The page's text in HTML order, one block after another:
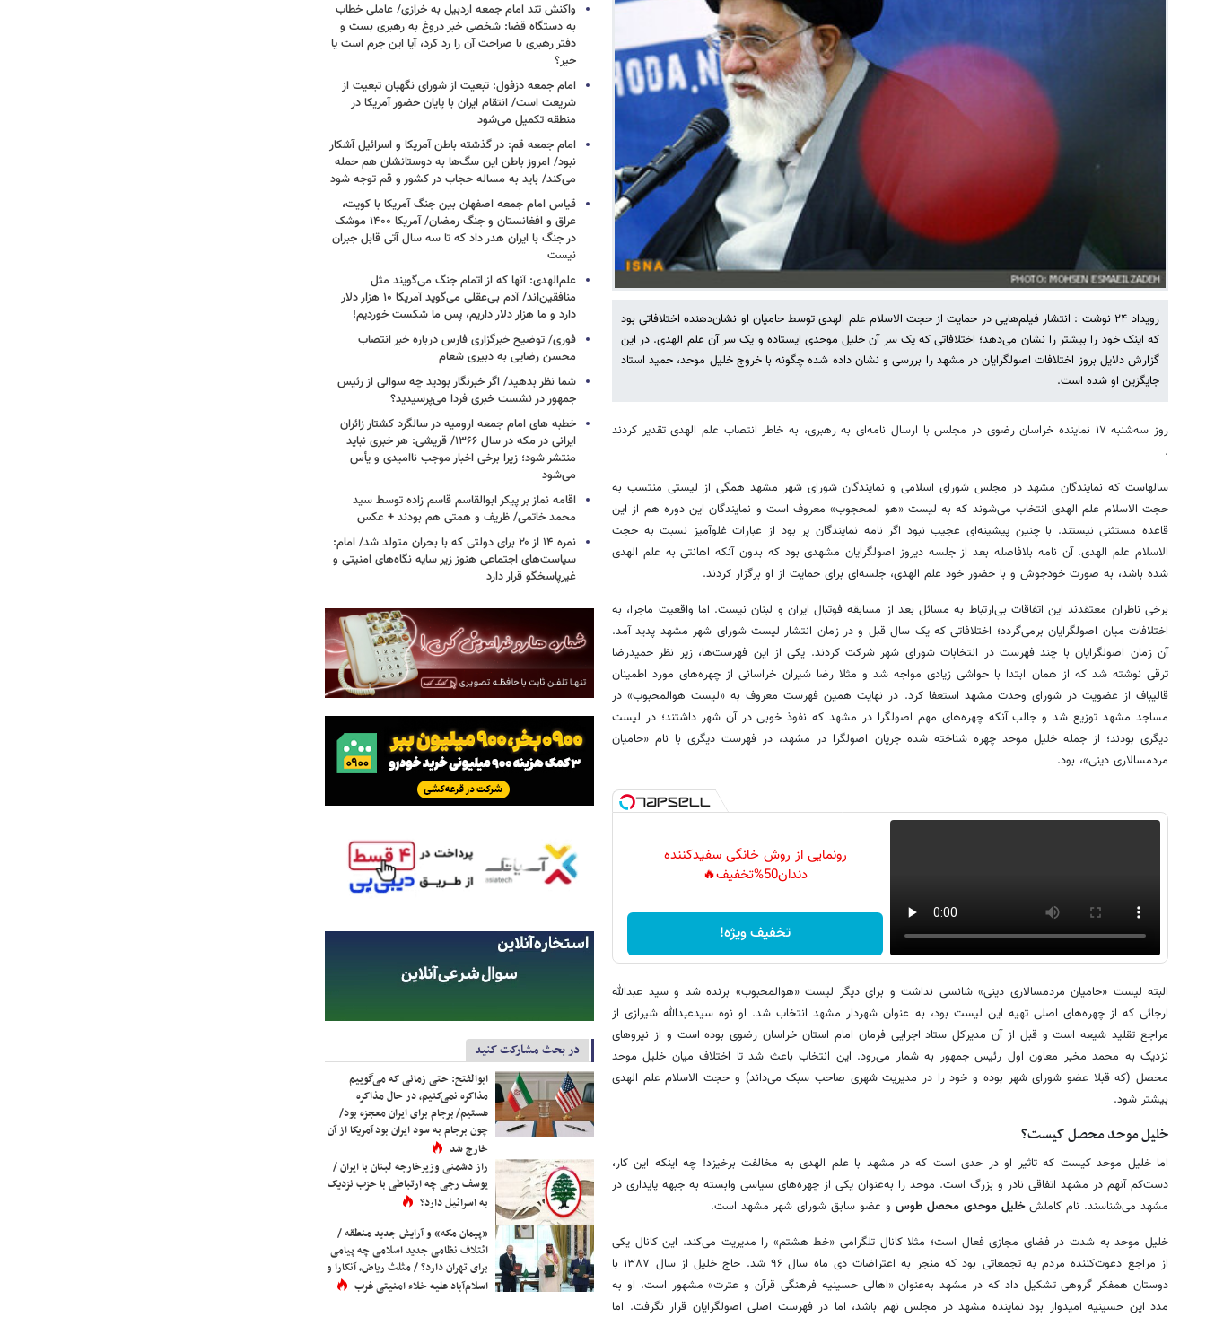
رویداد ۲۴ نوشت : انتشار فیلم‌هایی در حمایت از حجت الاسلام علم الهدی توسط حامیان او نشان‌دهنده اختلافاتی بود
که اینک خود را بیشتر را نشان می‌دهد؛ اختلافاتی که یک سر آن خلیل موحدی ایستاده و یک سر آن علم الهدی. در این
گزارش دلایل بروز اختلافات اصولگرایان در مشهد را بررسی و نشان داده شده چگونه با خروج خلیل موحد، حمید استاد
جایگزین او شده است.
روز سه‌شنبه ۱۷ نماینده خراسان رضوی در مجلس با ارسال نامه‌ای به رهبری، به خاطر انتصاب علم الهدی تقدیر کردند
.
سالهاست که نمایندگان مشهد در مجلس شورای اسلامی و نمایندگان شورای شهر مشهد همگی از لیستی منتسب به
حجت الاسلام علم الهدی انتخاب می‌شوند که به لیست «هو المحجوب» معروف است و نمایندگان این دوره هم از این
قاعده مستثنی نیستند. با چنین پیشینه‌ای عجیب نبود اگر نامه نمایندگان پر بود از عبارات غلوآمیز نسبت به حجت
الاسلام علم الهدی. آن نامه بلافاصله بعد از جلسه دیروز اصولگرایان مشهدی بود که بدون آنکه اهانتی به علم الهدی
شده باشد، به صورت خودجوش و با حضور خود علم الهدی، جلسه‌ای برای حمایت از او برگزار کردند.
برخی ناظران معتقدند این اتفاقات بی‌ارتباط به مسائل بعد از مسابقه فوتبال ایران و لبنان نیست. اما واقعیت ماجرا، به
اختلافات میان اصولگرایان برمی‌گردد؛ اختلافاتی که یک سال قبل و در زمان انتشار لیست شورای شهر مشهد پدید آمد.
آن زمان اصولگرایان با چند فهرست در انتخابات شورای شهر شرکت کردند. یکی از این فهرست‌ها، زیر نظر حمیدرضا
ترقی نوشته شد که از همان ابتدا با حواشی زیادی مواجه شد و مثلا رضا شیران خراسانی از چهره‌های مورد اطمینان
قالیباف از عضویت در شورای وحدت مشهد استعفا کرد. در نهایت همین فهرست معروف به «لیست هوالمحبوب» در
مساجد مشهد توزیع شد و جالب آنکه چهره‌های مهم اصولگرا در مشهد که نفوذ خوبی در آن شهر داشتند؛ در لیست
دیگری بودند؛ از جمله خلیل موحد چهره شناخته شده جریان اصولگرا در مشهد، در فهرست دیگری با نام «حامیان
مردمسالاری دینی»، بود.
رونمایی از روش خانگی سفیدکننده
دندان50%تخفیف🔥
تخفیف ویژه!
البته لیست «حامیان مردمسالاری دینی» شانسی نداشت و برای دیگر لیست «هوالمحبوب» برنده شد و سید عبدالله
ارجائی که از چهره‌های اصلی تهیه این لیست بود، به عنوان شهردار مشهد انتخاب شد. او نوه سیدعبدالله شیرازی از
مراجع تقلید شیعه است و قبل از آن مدیرکل ستاد اجرایی فرمان امام استان خراسان رضوی بوده است و از نیروهای
نزدیک به محمد مخبر معاون اول رئیس جمهور به شمار می‌رود. این انتخاب باعث شد تا اختلاف میان خلیل موحد
محصل (که قبلا عضو شورای شهر بوده و خود را در مدیریت شهری صاحب سبک می‌داند) و حجت الاسلام علم الهدی
بیشتر شود.
خلیل موحد محصل کیست؟
اما خلیل موحد کیست که تاثیر او در حدی است که در مشهد با علم الهدی به مخالفت برخیزد! چه اینکه این کار،
دست‌کم آنهم در مشهد اتفاقی نادر و بزرگ است. موحد را به‌عنوان یکی از چهره‌های سیاسی وابسته به جبهه پایداری در
مشهد می‌شناسند. نام کاملشخلیل موحدی محصل طوس و عضو سابق شورای شهر مشهد است.
خلیل موحد به شدت در فضای مجازی فعال است؛ مثلا کانال تلگرامی «خط هشتم» را مدیریت می‌کند. این کانال یکی
از مراجع دعوت‌کننده مردم به تجمعاتی بود که منجر به اعتراضات دی ماه سال ۹۶ شد. حاج خلیل از سال ۱۳۸۷ با
دوستان همفکر گروهی تشکیل داد که در مشهد به‌عنوان «اهالی حسینیه فرهنگی قرآن و عترت» مشهور است. او به
مدد این حسینیه امیدوار بود نماینده مشهد در مجلس نهم باشد، اما در فهرست اصلی اصولگرایان قرار نگرفت. اما
واکنش تند امام جمعه اردبیل به خرازی/ عاملی خطاب
به دستگاه قضا: شخصی خبر دروغ به رهبری بست و
دفتر رهبری با صراحت آن را رد کرد، آیا این جرم است یا
خیر؟
امام جمعه دزفول: تبعیت از شورای نگهبان تبعیت از
شریعت است/ انتقام ایران با پایان حضور آمریکا در
منطقه تکمیل می‌شود
امام جمعه قم: در گذشته باطن آمریکا و اسرائیل آشکار
نبود/ امروز باطن این سگ‌ها به دوستانشان هم حمله
می‌کند/ باید به مساله حجاب در کشور و قم توجه شود
قیاس امام جمعه اصفهان بین جنگ آمریکا با کویت،
عراق و افغانستان و جنگ رمضان/ آمریکا ۱۴۰۰ موشک
در جنگ با ایران هدر داد که تا سه سال آتی قابل جبران
نیست
علم‌الهدی: آنها که از اتمام جنگ می‌گویند مثل
منافقین‌اند/ آدم بی‌عقلی می‌گوید آمریکا ۱۰ هزار دلار
دارد و ما هزار دلار داریم، پس ما شکست خوردیم!
فوری/ توضیح خبرگزاری فارس درباره خبر انتصاب
محسن رضایی به دبیری شعام
شما نظر بدهید/ اگر خبرنگار بودید چه سوالی از رئیس
جمهور در نشست خبری فردا می‌پرسیدید؟
خطبه های امام جمعه ارومیه در سالگرد کشتار زائران
ایرانی در مکه در سال ۱۳۶۶/ قریشی: هر خبری نباید
منتشر شود؛ زیرا برخی اخبار موجب ناامیدی و یأس
می‌شود
اقامه نماز بر پیکر ابوالقاسم قاسم زاده توسط سید
محمد خاتمی/ ظریف و همتی هم بودند + عکس
نمره ۱۴ از ۲۰ برای دولتی که با بحران متولد شد/ امام:
سیاست‌های اجتماعی هنوز زیر سایه نگاه‌های امنیتی و
غیرپاسخگو قرار دارد
در بحث مشارکت کنید
ابوالفتح: حتی زمانی که می‌گوییم
مذاکره نمی‌کنیم، در حال مذاکره
هستیم/ برجام برای ایران معجزه بود/
چون برجام به سود ایران بود آمریکا از آن
خارج شد
راز دشمنی وزیرخارجه لبنان با ایران /
یوسف رجی چه ارتباطی با حزب نزدیک
به اسرائیل دارد؟
«پیمان مکه» و آرایش جدید منطقه /
ائتلاف نظامی جدید اسلامی چه پیامی
برای تهران دارد؟ / مثلث ریاض، آنکارا و
اسلام‌آباد علیه خلاء امنیتی غرب